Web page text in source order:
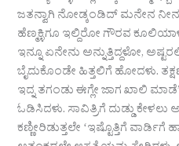
ಜತನ್ವಾಗಿ ನೋಡ್ಕಂಡಿದ್‌ ಮನೇನ
ಹೆಣ್ಮಕ್ಳಿಗೂ ಇಲ್ದಿರೋ ಗೌರವ
ಇನ್ನೂ ಏನೇನು ಅನ್ನುತ್ತಿದ್ದಳೋ,
ಬೈದುಕೊಂಡೇ ಹಿತ್ತಲಿಗೆ ಹೋದಳು.
ಇದ್ನ ತಗಂಡು ಈಗ್ಲೇ ಜಾಗ ಖಾಲಿ
ಓಡಿಸಿದಳು. ಸಾವಿತ್ರಿಗೆ ದುಡ್ಡು ಕೇಳಲು
ಕಣ್ಣೀರಿಡುತ್ತಲೇ ʻಇಷ್ಟೊತ್ತಿಗೆ ವಾರ್ಡಿಗೆ